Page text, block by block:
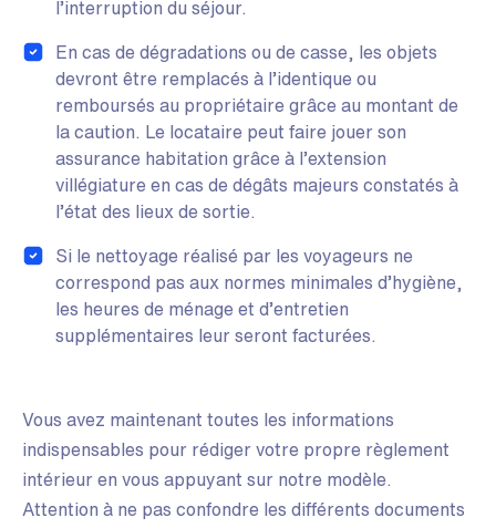
l’interruption du séjour.
En cas de dégradations ou de casse, les objets
devront être remplacés à l’identique ou
remboursés au propriétaire grâce au montant de
la caution. Le locataire peut faire jouer son
assurance habitation grâce à l’extension
villégiature en cas de dégâts majeurs constatés à
l’état des lieux de sortie.
Si le nettoyage réalisé par les voyageurs ne
correspond pas aux normes minimales d’hygiène,
les heures de ménage et d’entretien
supplémentaires leur seront facturées.
Vous avez maintenant toutes les informations
indispensables pour rédiger votre propre règlement
intérieur en vous appuyant sur notre modèle.
Attention à ne pas confondre les différents documents